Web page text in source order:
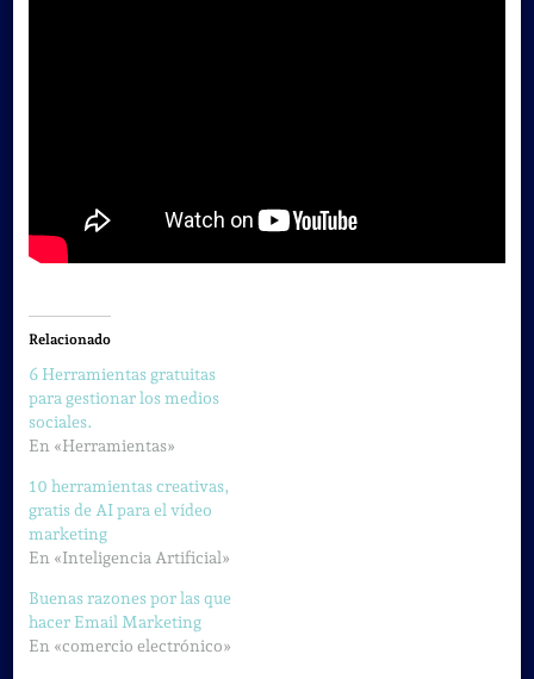
Relacionado
6 Herramientas gratuitas
para gestionar los medios
sociales.
En «Herramientas»
10 herramientas creativas,
gratis de AI para el vídeo
marketing
En «Inteligencia Artificial»
Buenas razones por las que
hacer Email Marketing
En «comercio electrónico»